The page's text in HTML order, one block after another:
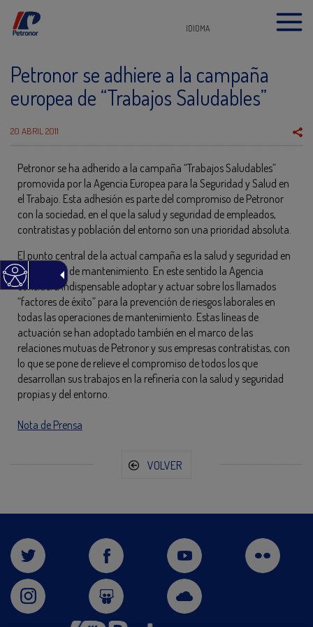
IDIOMA
Petronor se adhiere a la campaña
europea de “Trabajos Saludables”
20 ABRIL 2011
Petronor se ha adherido a la campaña “Trabajos Saludables”
promovida por la Agencia Europea para la Seguridad y Salud en
el Trabajo. Esta adhesión es parte del compromiso de Petronor
con la sociedad, en el que la salud y seguridad de empleados,
contratistas y población del entorno son una prioridad absoluta.
El punto central de la actual campaña es la salud y seguridad en
los trabajos de mantenimiento. En este sentido la Agencia
considera indispensable adoptar y actuar sobre los llamados
“factores de éxito” para la prevención de riesgos laborales en
todas las operaciones de mantenimiento. Estas líneas de
actuación se han adoptado también en el marco de las
relaciones mutuas de Petronor y sus empresas contratistas, con
lo que se pone de relieve el compromiso de todos los que
desarrollan sus trabajos en la refinería con la salud y seguridad
propias y del entorno.
Nota de Prensa
VOLVER